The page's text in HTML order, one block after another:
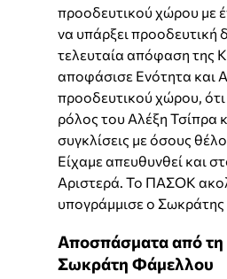
προοδευτικού χώρου με
να υπάρξει προοδευτική
τελευταία απόφαση της
αποφάσισε Ενότητα και
προοδευτικού χώρου, ότι
ρόλος του Αλέξη Τσίπρα
συγκλίσεις με όσους
Είχαμε απευθυνθεί και
Αριστερά. Το ΠΑΣΟΚ
υπογράμμισε ο
Αποσπάσματα από τη
Σωκράτη Φάμελλου